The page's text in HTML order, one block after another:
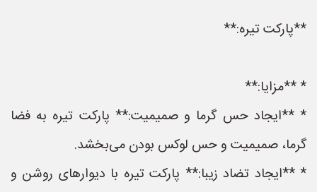
**پارکت تیره:**
* **مزایا:**
* **ایجاد حس گرما و صمیمیت:** پارکت تیره به فضا
گرما، صمیمیت و حس لوکس بودن می‌بخشد.
* **ایجاد تضاد زیبا:** پارکت تیره با دیوارهای روشن و